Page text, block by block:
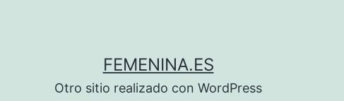
FEMENINA.ES
Otro sitio realizado con WordPress